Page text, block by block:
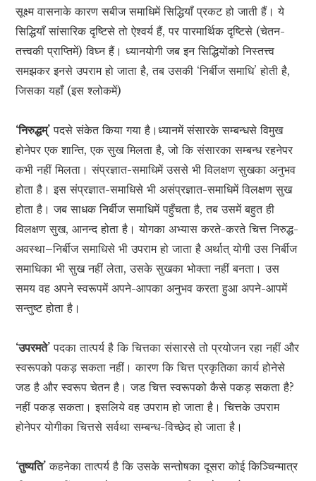
सूक्ष्म वासनाके कारण सबीज समाधिमें सिद्धियाँ प्रकट हो जाती हैं। ये
सिद्धियाँ सांसारिक दृष्टिसे तो ऐश्वर्य हैं, पर पारमार्थिक दृष्टिसे (चेतन-
तत्त्वकी प्राप्तिमें) विघ्न हैं। ध्यानयोगी जब इन सिद्धियोंको निस्तत्त्व
समझकर इनसे उपराम हो जाता है, तब उसकी ‘निर्बीज समाधि’ होती है,
जिसका यहाँ (इस श्लोकमें)
‘निरुद्धम्’ पदसे संकेत किया गया है।ध्यानमें संसारके सम्बन्धसे विमुख
होनेपर एक शान्ति, एक सुख मिलता है, जो कि संसारका सम्बन्ध रहनेपर
कभी नहीं मिलता। संप्रज्ञात-समाधिमें उससे भी विलक्षण सुखका अनुभव
होता है। इस संप्रज्ञात-समाधिसे भी असंप्रज्ञात-समाधिमें विलक्षण सुख
होता है। जब साधक निर्बीज समाधिमें पहुँचता है, तब उसमें बहुत ही
विलक्षण सुख, आनन्द होता है। योगका अभ्यास करते-करते चित्त निरुद्ध-
अवस्था–निर्बीज समाधिसे भी उपराम हो जाता है अर्थात् योगी उस निर्बीज
समाधिका भी सुख नहीं लेता, उसके सुखका भोक्ता नहीं बनता। उस
समय वह अपने स्वरूपमें अपने-आपका अनुभव करता हुआ अपने-आपमें
सन्तुष्ट होता है।
‘उपरमते’ पदका तात्पर्य है कि चित्तका संसारसे तो प्रयोजन रहा नहीं और
स्वरूपको पकड़ सकता नहीं। कारण कि चित्त प्रकृतिका कार्य होनेसे
जड है और स्वरूप चेतन है। जड चित्त स्वरूपको कैसे पकड़ सकता है?
नहीं पकड़ सकता। इसलिये वह उपराम हो जाता है। चित्तके उपराम
होनेपर योगीका चित्तसे सर्वथा सम्बन्ध-विच्छेद हो जाता है।
‘तुष्यति’ कहनेका तात्पर्य है कि उसके सन्तोषका दूसरा कोई किञ्चिन्मात्र